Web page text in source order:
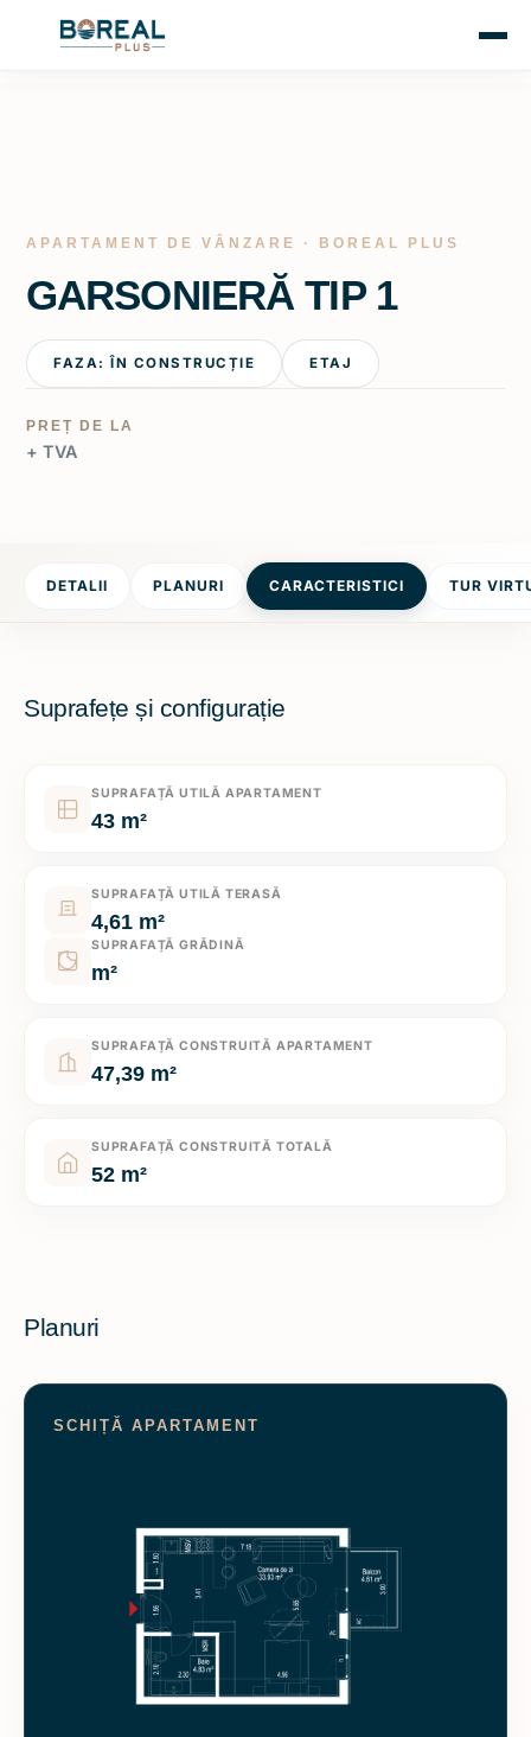
APARTAMENT DE VÂNZARE · BOREAL PLUS
GARSONIERĂ TIP 1
FAZA: ÎN CONSTRUCȚIE ETAJ
PREȚ DE LA
+ TVA
DETALII PLANURI CARACTERISTICI TUR
Suprafețe și configurație
SUPRAFAȚĂ UTILĂ APARTAMENT
43 m²
SUPRAFAȚĂ UTILĂ TERASĂ
4,61 m²
SUPRAFAȚĂ GRĂDINĂ
m²
SUPRAFAȚĂ CONSTRUITĂ APARTAMENT
47,39 m²
SUPRAFAȚĂ CONSTRUITĂ TOTALĂ
52 m²
Planuri
SCHIȚĂ APARTAMENT